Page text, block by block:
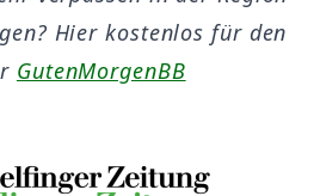
Hier kostenlos für den
GutenMorgenBB